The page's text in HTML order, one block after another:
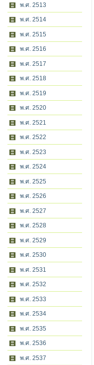
พ.ศ. 2513
พ.ศ. 2514
พ.ศ. 2515
พ.ศ. 2516
พ.ศ. 2517
พ.ศ. 2518
พ.ศ. 2519
พ.ศ. 2520
พ.ศ. 2521
พ.ศ. 2522
พ.ศ. 2523
พ.ศ. 2524
พ.ศ. 2525
พ.ศ. 2526
พ.ศ. 2527
พ.ศ. 2528
พ.ศ. 2529
พ.ศ. 2530
พ.ศ. 2531
พ.ศ. 2532
พ.ศ. 2533
พ.ศ. 2534
พ.ศ. 2535
พ.ศ. 2536
พ.ศ. 2537